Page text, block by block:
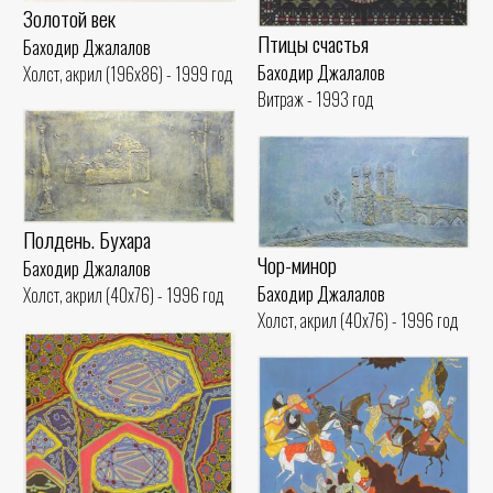
Золотой век
Баходир Джалалов
Холст, акрил (196x86) - 1999 год
Птицы счастья
Баходир Джалалов
Витраж - 1993 год
Полдень. Бухара
Баходир Джалалов
Холст, акрил (40x76) - 1996 год
Чор-минор
Баходир Джалалов
Холст, акрил (40x76) - 1996 год